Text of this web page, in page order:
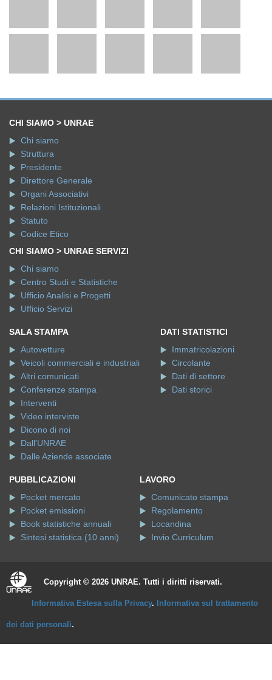
CHI SIAMO > UNRAE
Chi siamo
Struttura
Presidente
Direttore Generale
Organi Associativi
Relazioni Istituzionali
Statuto
Codice Etico
CHI SIAMO > UNRAE SERVIZI
Chi siamo
Centro Studi e Statistiche
Ufficio Analisi e Progetti
Ufficio Servizi
SALA STAMPA
Autovetture
Veicoli commerciali e industriali
Altri comunicati
Conferenze stampa
Interventi
Video interviste
Dicono di noi
Dall'UNRAE
Dalle Aziende associate
DATI STATISTICI
Immatricolazioni
Circolante
Dati di settore
Dati storici
PUBBLICAZIONI
Pocket mercato
Pocket emissioni
Book statistiche annuali
Sintesi statistica (10 anni)
LAVORO
Comunicato stampa
Regolamento
Locandina
Invio Curriculum
Copyright © 2026 UNRAE. Tutti i diritti riservati.
Informativa Estesa sulla Privacy. Informativa sul trattamento
dei dati personali.